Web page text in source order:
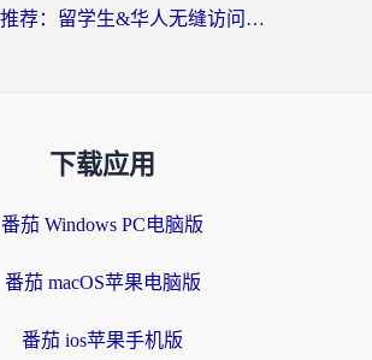
海外VPN推荐：留学生&华人无缝访问国内资源的避坑指南
下载应用
番茄 Windows PC电脑版
番茄 macOS苹果电脑版
番茄 ios苹果手机版